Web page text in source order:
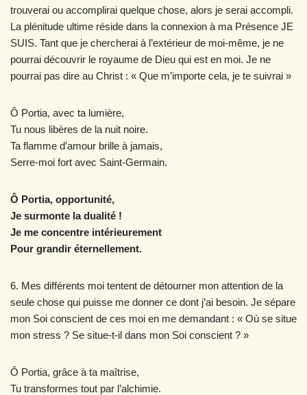
trouverai ou accomplirai quelque chose, alors je serai accompli.
La plénitude ultime réside dans la connexion à ma Présence JE
SUIS. Tant que je chercherai à l’extérieur de moi-même, je ne
pourrai découvrir le royaume de Dieu qui est en moi. Je ne
pourrai pas dire au Christ : « Que m’importe cela, je te suivrai »
Ô Portia, avec ta lumière,
Tu nous libères de la nuit noire.
Ta flamme d’amour brille à jamais,
Serre-moi fort avec Saint-Germain.
Ô Portia, opportunité,
Je surmonte la dualité !
Je me concentre intérieurement
Pour grandir éternellement.
6. Mes différents moi tentent de détourner mon attention de la
seule chose qui puisse me donner ce dont j’ai besoin. Je sépare
mon Soi conscient de ces moi en me demandant : « Où se situe
mon stress ? Se situe-t-il dans mon Soi conscient ? »
Ô Portia, grâce à ta maîtrise,
Tu transformes tout par l’alchimie.